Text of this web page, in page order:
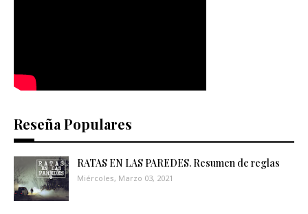
Reseña Populares
RATAS EN LAS PAREDES. Resumen de reglas
Miércoles, Marzo 03, 2021